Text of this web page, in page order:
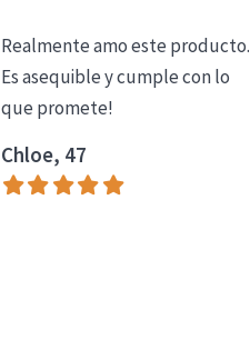
Realmente amo este producto.
Es asequible y cumple con lo
que promete!
Chloe, 47